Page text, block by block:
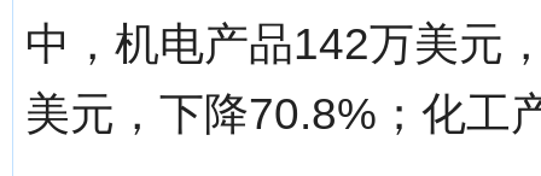
中，机电产品142万美元
美元，下降70.8%；化工